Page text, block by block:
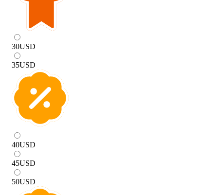
30USD
35USD
40USD
45USD
50USD